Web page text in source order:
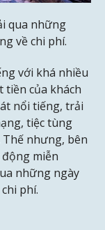
qua những
về chi phí.
với khá nhiều
của khách
nổi tiếng, trải
tiệc tùng
nhưng, bên
miễn
những ngày
phí.